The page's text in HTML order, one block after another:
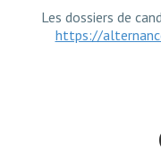
Les dossiers de
https://